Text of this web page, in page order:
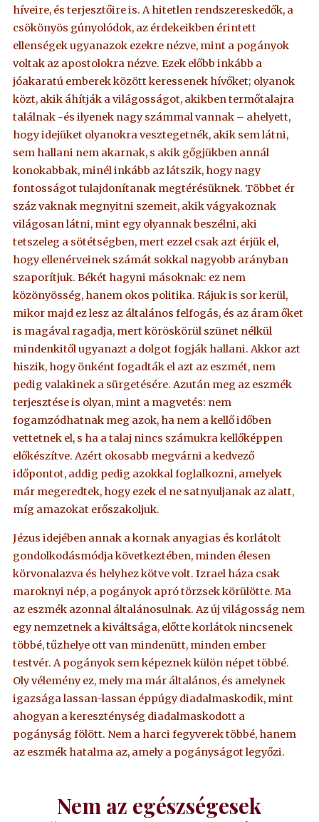
híveire, és terjesztőire is. A hitetlen rendszereskedők, a
csökönyös gúnyolódok, az érdekeikben érintett
ellenségek ugyanazok ezekre nézve, mint a pogányok
voltak az apostolokra nézve. Ezek előbb inkább a
jóakaratú emberek között keressenek hívőket; olyanok
közt, akik áhítják a világosságot, akikben termőtalajra
találnak -és ilyenek nagy számmal vannak – ahelyett,
hogy idejüket olyanokra vesztegetnék, akik sem látni,
sem hallani nem akarnak, s akik gőgjükben annál
konokabbak, minél inkább az látszik, hogy nagy
fontosságot tulajdonítanak megtérésüknek. Többet ér
száz vaknak megnyitni szemeit, akik vágyakoznak
világosan látni, mint egy olyannak beszélni, aki
tetszeleg a sötétségben, mert ezzel csak azt érjük el,
hogy ellenérveinek számát sokkal nagyobb arányban
szaporítjuk. Békét hagyni másoknak: ez nem
közönyösség, hanem okos politika. Rájuk is sor kerül,
mikor majd ez lesz az általános felfogás, és az áram őket
is magával ragadja, mert köröskörül szünet nélkül
mindenkitől ugyanazt a dolgot fogják hallani. Akkor azt
hiszik, hogy önként fogadták el azt az eszmét, nem
pedig valakinek a sürgetésére. Azután meg az eszmék
terjesztése is olyan, mint a magvetés: nem
fogamzódhatnak meg azok, ha nem a kellő időben
vettetnek el, s ha a talaj nincs számukra kellőképpen
előkészítve. Azért okosabb megvárni a kedvező
időpontot, addig pedig azokkal foglalkozni, amelyek
már megeredtek, hogy ezek el ne satnyuljanak az alatt,
míg amazokat erőszakoljuk.
Jézus idejében annak a kornak anyagias és korlátolt
gondolkodásmódja következtében, minden élesen
körvonalazva és helyhez kötve volt. Izrael háza csak
maroknyi nép, a pogányok apró törzsek körülötte. Ma
az eszmék azonnal általánosulnak. Az új világosság nem
egy nemzetnek a kiváltsága, előtte korlátok nincsenek
többé, tűzhelye ott van mindenütt, minden ember
testvér. A pogányok sem képeznek külön népet többé.
Oly vélemény ez, mely ma már általános, és amelynek
igazsága lassan-lassan éppúgy diadalmaskodik, mint
ahogyan a kereszténység diadalmaskodott a
pogányság fölött. Nem a harci fegyverek többé, hanem
az eszmék hatalma az, amely a pogányságot legyőzi.
Nem az egészségesek